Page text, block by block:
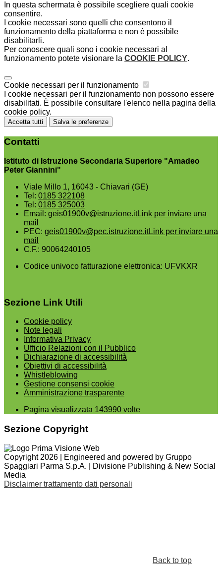
In questa schermata è possibile scegliere quali cookie
consentire.
I cookie necessari sono quelli che consentono il
funzionamento della piattaforma e non è possibile
disabilitarli.
Per conoscere quali sono i cookie necessari al
funzionamento potete visionare la COOKIE POLICY.
Cookie necessari per il funzionamento
I cookie necessari per il funzionamento non possono essere
disabilitati. È possibile consultare l'elenco nella pagina della
cookie policy.
Accetta tutti Salva le preferenze
Contatti
Istituto di Istruzione Secondaria Superiore "Amadeo
Peter Giannini"
Viale Millo 1, 16043 - Chiavari (GE)
Tel: 0185 322108
Tel: 0185 325003
Email: geis01900v@istruzione.itLink per inviare una
mail
PEC: geis01900v@pec.istruzione.itLink per inviare una
mail
C.F.: 90064240105
Codice univoco fatturazione elettronica: UFVKXR
Sezione Link Utili
Cookie policy
Note legali
Informativa Privacy
Ufficio Relazioni con il Pubblico
Dichiarazione di accessibilità
Obiettivi di accessibilità
Whistleblowing
Gestione consensi cookie
Amministrazione trasparente
Pagina visualizzata 143990 volte
Sezione Copyright
Copyright 2026 | Engineered and powered by Gruppo
Spaggiari Parma S.p.A. | Divisione Publishing & New Social
Media
Disclaimer trattamento dati personali
Back to top